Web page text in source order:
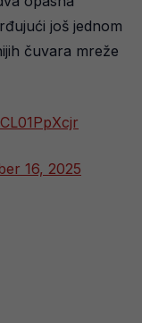
još jednom
čuvara mreže
16, 2025